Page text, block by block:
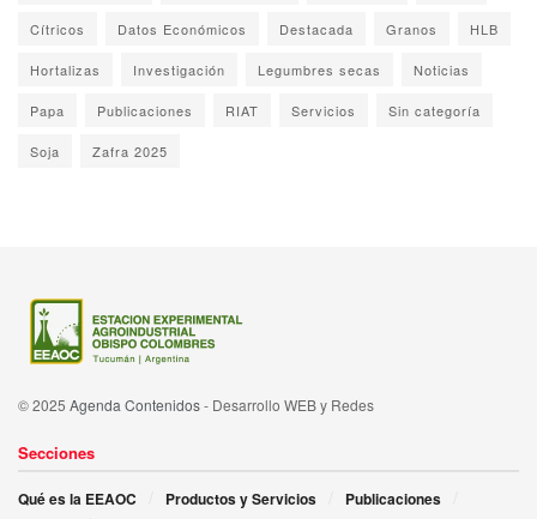
Cítricos Datos Económicos Destacada Granos HLB
Hortalizas Investigación Legumbres secas Noticias
Papa Publicaciones RIAT Servicios Sin categoría
Soja Zafra 2025
© 2025 Agenda Contenidos- Desarrollo WEB y Redes
Secciones
Qué es la EEAOC Productos y Servicios
Publicaciones